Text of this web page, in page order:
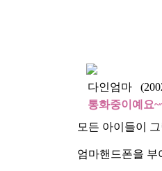
다인엄마
통화중이예요
모든 아이들이
엄마핸드폰을 부